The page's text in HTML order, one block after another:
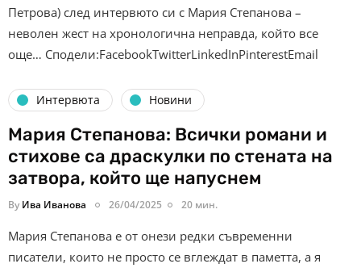
Петрова) след интервюто си с Мария Степанова –
неволен жест на хронологична неправда, който все
още… Сподели:FacebookTwitterLinkedInPinterestEmail
Интервюта Новини
Мария Степанова: Всички романи и
стихове са драскулки по стената на
затвора, който ще напуснем
By Ива Иванова 26/04/2025 20 мин.
Мария Степанова е от онези редки съвременни
писатели, които не просто се вглеждат в паметта, а я